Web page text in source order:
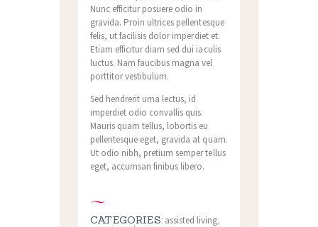
Nunc efficitur posuere odio in
gravida. Proin ultrices pellentesque
felis, ut facilisis dolor imperdiet et.
Etiam efficitur diam sed dui iaculis
luctus. Nam faucibus magna vel
porttitor vestibulum.
Sed hendrerit urna lectus, id
imperdiet odio convallis quis.
Mauris quam tellus, lobortis eu
pellentesque eget, gravida at quam.
Ut odio nibh, pretium semper tellus
eget, accumsan finibus libero.
CATEGORIES: assisted living,